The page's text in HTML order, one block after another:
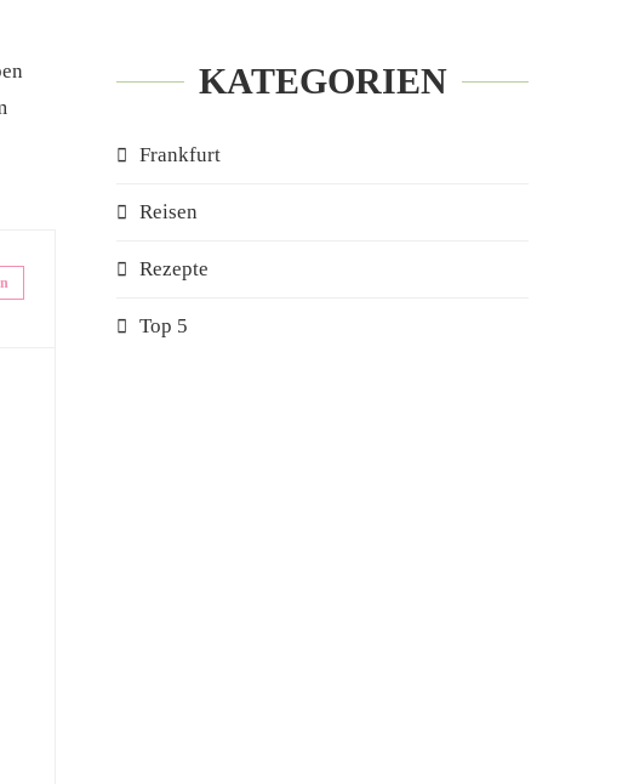
KATEGORIEN
Frankfurt
Reisen
Rezepte
Top 5